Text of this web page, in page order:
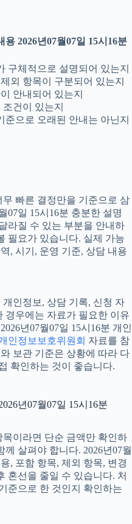
2026년07월07일 15시16분
구체적으로 설명되어 있는지
외 항목이 구분되어 있는지
안내되어 있는지
건이 있는지
준으로 오래된 안내는 아닌지
빠른 결정만을 기준으로 삼
07일 15시16분 충분한 설명
라질 수 있는 부분을 안내하
필요가 있습니다. 실제 가능
, 시기, 운영 기준, 상담 내용
인정보, 상담 기록, 신청 자
경우에는 자료가 필요한 이유
년07월07일 15시16분 개인
인정보보호위원회 자료를 참
보관 기준은 상황에 따라 다
확인하는 것이 좋습니다.
년07월07일 15시16분
이라면 단순 금액만 확인하
살펴야 합니다. 2026년07월
, 포함 항목, 제외 항목, 변경
혼선을 줄일 수 있습니다. 처
준으로 한 것인지 확인하는